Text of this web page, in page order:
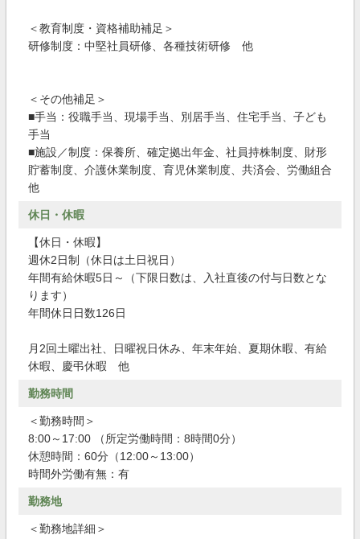
＜教育制度・資格補助補足＞
研修制度：中堅社員研修、各種技術研修 他
＜その他補足＞
■手当：役職手当、現場手当、別居手当、住宅手当、子ども
手当
■施設／制度：保養所、確定拠出年金、社員持株制度、財形
貯蓄制度、介護休業制度、育児休業制度、共済会、労働組合
他
休日・休暇
【休日・休暇】
週休2日制（休日は土日祝日）
年間有給休暇5日～（下限日数は、入社直後の付与日数とな
ります）
年間休日日数126日
月2回土曜出社、日曜祝日休み、年末年始、夏期休暇、有給
休暇、慶弔休暇 他
勤務時間
＜勤務時間＞
8:00～17:00 （所定労働時間：8時間0分）
休憩時間：60分（12:00～13:00）
時間外労働有無：有
勤務地
＜勤務地詳細＞